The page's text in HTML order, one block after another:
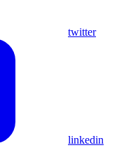
twitter
linkedin